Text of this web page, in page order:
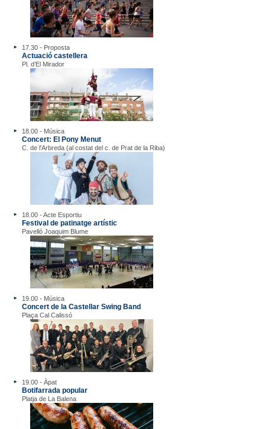
17.30 - Proposta
Actuació castellera
Pl. d’El Mirador
18.00 - Música
Concert: El Pony Menut
C. de l'Arbreda (al costat del c. de Prat de la Riba)
18.00 - Acte Esportiu
Festival de patinatge artístic
Pavelló Joaquim Blume
19.00 - Música
Concert de la Castellar Swing Band
Plaça Cal Calissó
19.00 - Àpat
Botifarrada popular
Platja de La Balena